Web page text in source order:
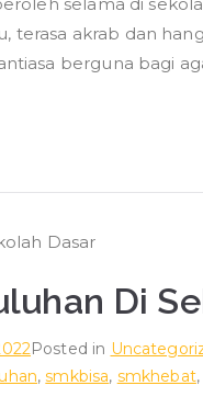
terasa akrab dan
berguna bagi
Di
Posted in
,smkbisa, smkhebat